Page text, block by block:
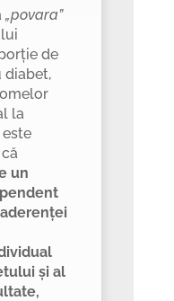
„povara”
de
diabet,
la
un
și al